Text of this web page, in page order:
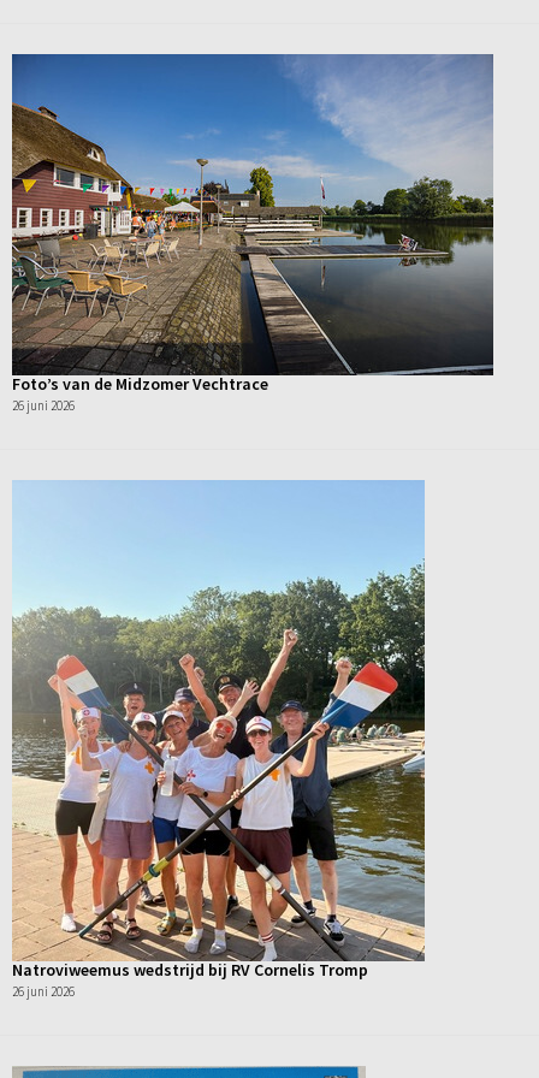
Foto’s van de Midzomer Vechtrace
26 juni 2026
Natroviweemus wedstrijd bij RV Cornelis Tromp
26 juni 2026